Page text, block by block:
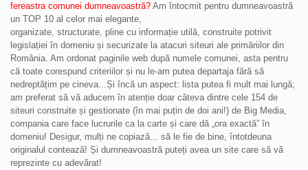
fereastra comunei dumneavoastră? Am întocmit pentru dumneavoastră
un TOP 10 al celor mai elegante,
organizate, structurate, pline cu informație utilă, construite potrivit
legislației în domeniu și securizate la atacuri siteuri ale primăriilor din
România. Am ordonat paginile web după numele comunei, asta pentru
că toate corespund criteriilor și nu le-am putea departaja fără să
nedreptățim pe cineva...Și încă un aspect: lista putea fi mult mai lungă;
am preferat să vă aducem în atenție doar câteva dintre cele 154 de
siteuri construite și gestionate (în mai puțin de doi ani!) de Big Media,
compania care face lucrurile ca la carte și care dă „ora exactă” în
domeniu! Desigur, mulți ne copiază... să le fie de bine, întotdeuna
originalul contează! Și dumneavoastră puteți avea un site care să vă
reprezinte cu adevărat!